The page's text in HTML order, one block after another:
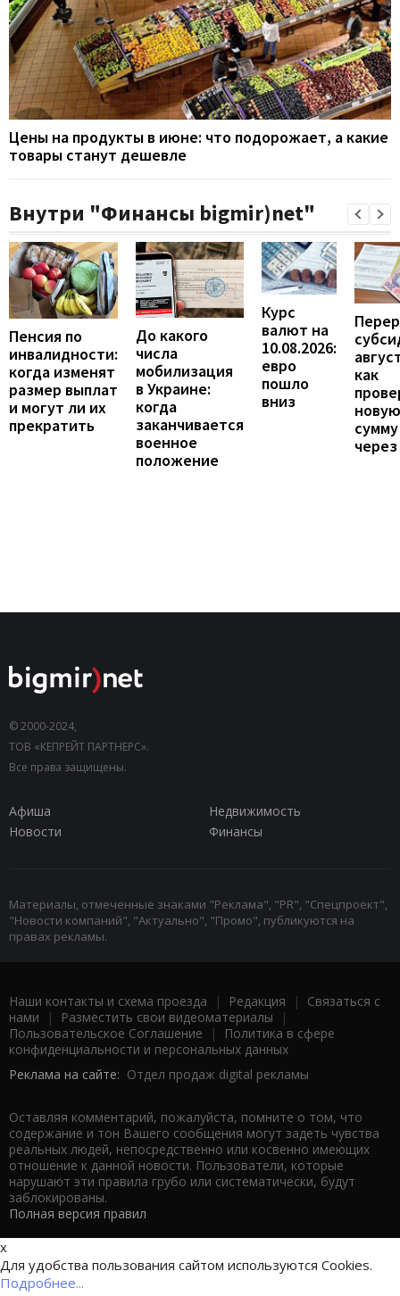
Цены на продукты в июне: что подорожает, а какие
товары станут дешевле
Внутри "Финансы bigmir)net"
Пенсия по
инвалидности:
когда изменят
размер выплат
и могут ли их
прекратить
До какого
числа
мобилизация
в Украине:
когда
заканчивается
военное
положение
Курс
валют на
10.08.2026:
евро
пошло
вниз
как
новую
сумму
© 2000-2024,
ТОВ «КЕПРЕЙТ ПАРТНЕРС».
Все права защищены.
Афиша
Недвижимость
Новости
Финансы
Материалы, отмеченные знаками "Реклама", "PR", "Спецпроект",
"Новости компаний", "Актуально", "Промо", публикуются на
правах рекламы.
Наши контакты и схема проезда | Редакция | Связаться с
нами | Разместить свои видеоматериалы |
Пользовательское Соглашение |
Политика в сфере
конфиденциальности и персональных данных
Реклама на сайте: Отдел продаж digital рекламы
Оставляя комментарий, пожалуйста, помните о том, что
содержание и тон Вашего сообщения могут задеть чувства
реальных людей, непосредственно или косвенно имеющих
отношение к данной новости. Пользователи, которые
нарушают эти правила грубо или систематически, будут
заблокированы.
Полная версия правил
x
Для удобства пользования сайтом используются Cookies.
Подробнее...